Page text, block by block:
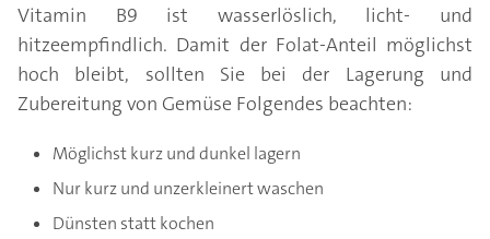
Vitamin B9 ist wasserlöslich, licht- und
hitzeempfindlich. Damit der Folat-Anteil möglichst
hoch bleibt, sollten Sie bei der Lagerung und
Zubereitung von Gemüse Folgendes beachten:
Möglichst kurz und dunkel lagern
Nur kurz und unzerkleinert waschen
Dünsten statt kochen